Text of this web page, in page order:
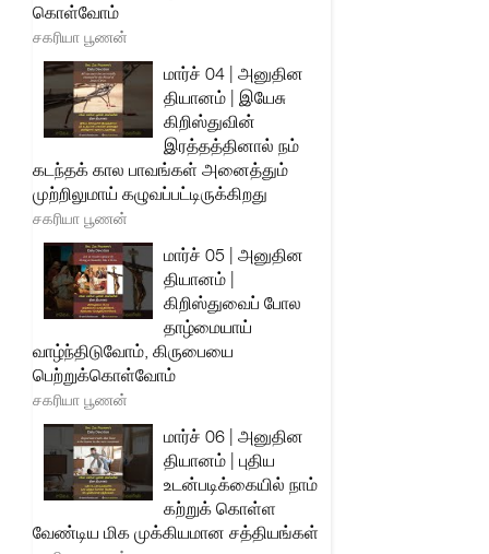
கொள்வோம்
சகரியா பூணன்
மார்ச் 04 | அனுதின
தியானம் | இயேசு
கிறிஸ்துவின்
இரத்தத்தினால் நம்
கடந்தக் கால பாவங்கள் அனைத்தும்
முற்றிலுமாய் கழுவப்பட்டிருக்கிறது
சகரியா பூணன்
மார்ச் 05 | அனுதின
தியானம் |
கிறிஸ்துவைப் போல
தாழ்மையாய்
வாழ்ந்திடுவோம், கிருபையை
பெற்றுக்கொள்வோம்
சகரியா பூணன்
மார்ச் 06 | அனுதின
தியானம் | புதிய
உடன்படிக்கையில் நாம்
கற்றுக் கொள்ள
வேண்டிய மிக முக்கியமான சத்தியங்கள்